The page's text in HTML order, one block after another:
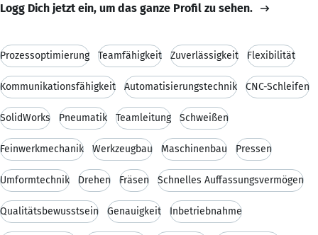
Logg Dich jetzt ein, um das ganze Profil zu sehen.
Prozessoptimierung Teamfähigkeit Zuverlässigkeit Flexibilität
Kommunikationsfähigkeit Automatisierungstechnik CNC-Schleifen
SolidWorks Pneumatik Teamleitung Schweißen
Feinwerkmechanik Werkzeugbau Maschinenbau Pressen
Umformtechnik Drehen Fräsen Schnelles Auffassungsvermögen
Qualitätsbewusstsein Genauigkeit Inbetriebnahme